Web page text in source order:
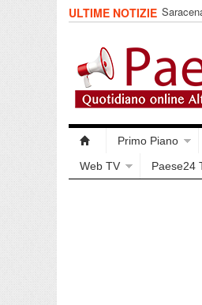
ULTIME NOTIZIE
Primo Piano
Web TV
Paese24